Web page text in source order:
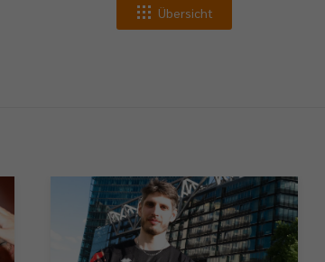
Übersicht